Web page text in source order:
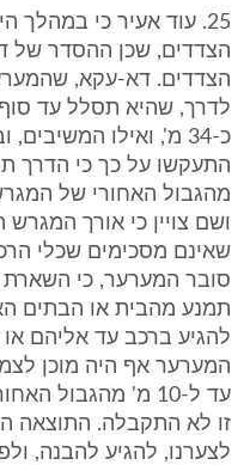
25. עוד אעיר כי במהלך
הצדדים, שכן ההסדר של
הצדדים. דא-עקא,
לדרך, שהיא תסלל עד
שאינם מסכימים שכלי
סובר המערער, כי
תמנע מהבית או הבתים
להגיע ברכב עד אליהם
המערער אף היה מוכן
עד ל-10 מ'
זו לא התקבלה. התוצאה
לצערנו, להגיע להבנה,